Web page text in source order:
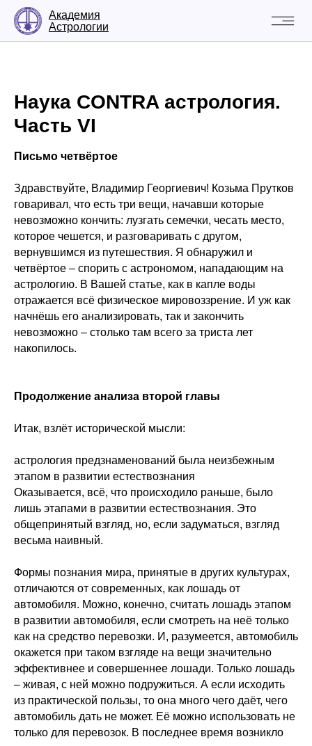
Академия
Астрологии
Наука CONTRA астрология.
Часть VI
Письмо четвёртое
Здравствуйте, Владимир Георгиевич! Козьма Прутков
говаривал, что есть три вещи, начавши которые
невозможно кончить: лузгать семечки, чесать место,
которое чешется, и разговаривать с другом,
вернувшимся из путешествия. Я обнаружил и
четвёртое – спорить с астрономом, нападающим на
астрологию. В Вашей статье, как в капле воды
отражается всё физическое мировоззрение. И уж как
начнёшь его анализировать, так и закончить
невозможно – столько там всего за триста лет
накопилось.
Продолжение анализа второй главы
Итак, взлёт исторической мысли:
астрология предзнаменований была неизбежным
этапом в развитии естествознания
Оказывается, всё, что происходило раньше, было
лишь этапами в развитии естествознания. Это
общепринятый взгляд, но, если задуматься, взгляд
весьма наивный.
Формы познания мира, принятые в других культурах,
отличаются от современных, как лошадь от
автомобиля. Можно, конечно, считать лошадь этапом
в развитии автомобиля, если смотреть на неё только
как на средство перевозки. И, разумеется, автомобиль
окажется при таком взгляде на вещи значительно
эффективнее и совершеннее лошади. Только лошадь
– живая, с ней можно подружиться. А если исходить
из практической пользы, то она много чего даёт, чего
автомобиль дать не может. Её можно использовать не
только для перевозок. В последнее время возникло